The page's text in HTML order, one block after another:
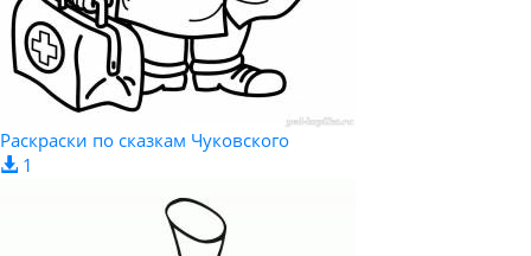
Раскраски по сказкам Чуковского
1